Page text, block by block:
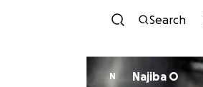
Search
N Najiba O